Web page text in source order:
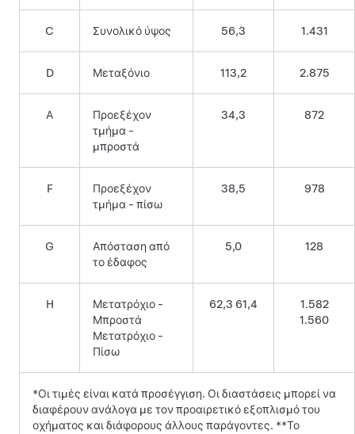
C Συνολικό ύψος 56,3 1.431
D Μεταξόνιο 113,2 2.875
Α
Προεξέχον
τμήμα -
μπροστά
34,3 872
F
Προεξέχον
τμήμα - πίσω
38,5 978
G
Απόσταση από
το έδαφος
5,0 128
H
Μετατρόχιο -
Μπροστά
Μετατρόχιο -
Πίσω
62,3 61,4
1.582
1.560
*Οι τιμές είναι κατά προσέγγιση. Οι διαστάσεις μπορεί να
διαφέρουν ανάλογα με τον προαιρετικό εξοπλισμό του
οχήματος και διάφορους άλλους παράγοντες. **Το